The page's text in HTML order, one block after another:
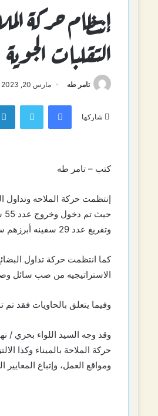
إنتظام حركة
التقلبات الجوية
تامر طه مارس 20, 2023
شاركها
فيسبوك تويتر
كتب – تامر طه
إنتظمت حركة الملاحه وتداول البضائع
وتفريغ عدد 29 سفينه أبرزهم سفن الحاويات والصب الجاف والسائل
الاستراتيجيه من صب سائل
وفيما يتعلق بالحاويات فقد تم تداول حوالي 2020 حاوية مكافئة
وقد وجه السيد اللواء بحري /
حركة الملاحة بالميناء وكذا
ومواقع العمل، وإتباع